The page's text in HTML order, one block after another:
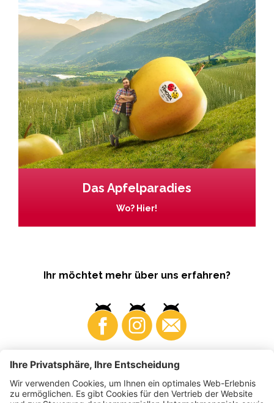
Das Apfelparadies
Wo? Hier!
Ihr möchtet mehr über uns erfahren?
Business Produzenten